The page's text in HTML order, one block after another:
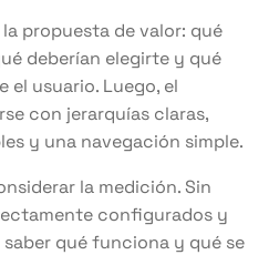
propuesta de valor: qué
deberían elegirte y qué
el usuario. Luego, el
con jerarquías claras,
y una navegación simple.
la medición. Sin
configurados y
qué funciona y qué se